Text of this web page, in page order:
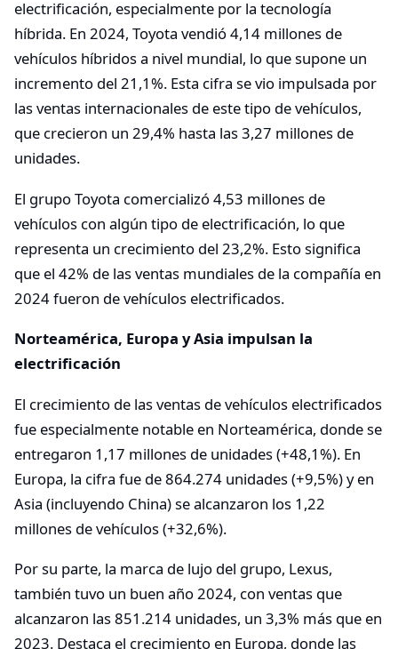
electrificación, especialmente por la tecnología
híbrida. En 2024, Toyota vendió 4,14 millones de
vehículos híbridos a nivel mundial, lo que supone un
incremento del 21,1%. Esta cifra se vio impulsada por
las ventas internacionales de este tipo de vehículos,
que crecieron un 29,4% hasta las 3,27 millones de
unidades.
El grupo Toyota comercializó 4,53 millones de
vehículos con algún tipo de electrificación, lo que
representa un crecimiento del 23,2%. Esto significa
que el 42% de las ventas mundiales de la compañía en
2024 fueron de vehículos electrificados.
Norteamérica, Europa y Asia impulsan la
electrificación
El crecimiento de las ventas de vehículos electrificados
fue especialmente notable en Norteamérica, donde se
entregaron 1,17 millones de unidades (+48,1%). En
Europa, la cifra fue de 864.274 unidades (+9,5%) y en
Asia (incluyendo China) se alcanzaron los 1,22
millones de vehículos (+32,6%).
Por su parte, la marca de lujo del grupo, Lexus,
también tuvo un buen año 2024, con ventas que
alcanzaron las 851.214 unidades, un 3,3% más que en
2023. Destaca el crecimiento en Europa, donde las